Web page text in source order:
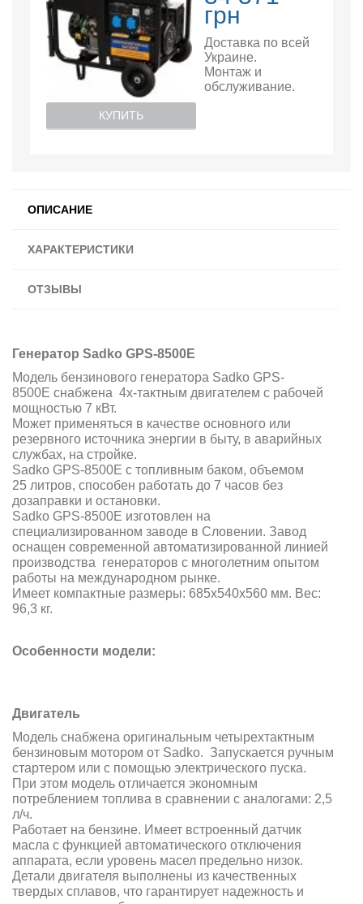
грн
Доставка по всей
Украине.
Монтаж и
обслуживание.
КУПИТЬ
ОПИСАНИЕ
ХАРАКТЕРИСТИКИ
ОТЗЫВЫ
Генератор Sadko GPS-8500E
Модель бензинового генератора Sadko GPS-
8500E снабжена 4х-тактным двигателем с рабочей
мощностью 7 кВт.
Может применяться в качестве основного или
резервного источника энергии в быту, в аварийных
службах, на стройке.
Sadko GPS-8500E с топливным баком, объемом
25 литров, способен работать до 7 часов без
дозаправки и остановки.
Sadko GPS-8500E изготовлен на
специализированном заводе в Словении. Завод
оснащен современной автоматизированной линией
производства генераторов с многолетним опытом
работы на международном рынке.
Имеет компактные размеры: 685x540x560 мм. Вес:
96,3 кг.
Особенности модели:
Двигатель
Модель снабжена оригинальным четырехтактным
бензиновым мотором от Sadko. Запускается ручным
стартером или с помощью электрического пуска.
При этом модель отличается экономным
потреблением топлива в сравнении с аналогами: 2,5
л/ч.
Работает на бензине. Имеет встроенный датчик
масла с функцией автоматического отключения
аппарата, если уровень масел предельно низок.
Детали двигателя выполнены из качественных
твердых сплавов, что гарантирует надежность и